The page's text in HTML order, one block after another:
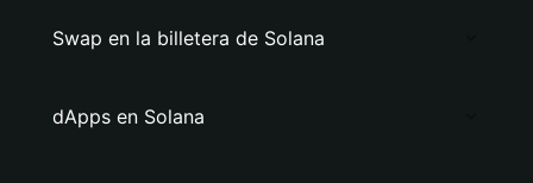
Swap en la billetera de Solana
dApps en Solana